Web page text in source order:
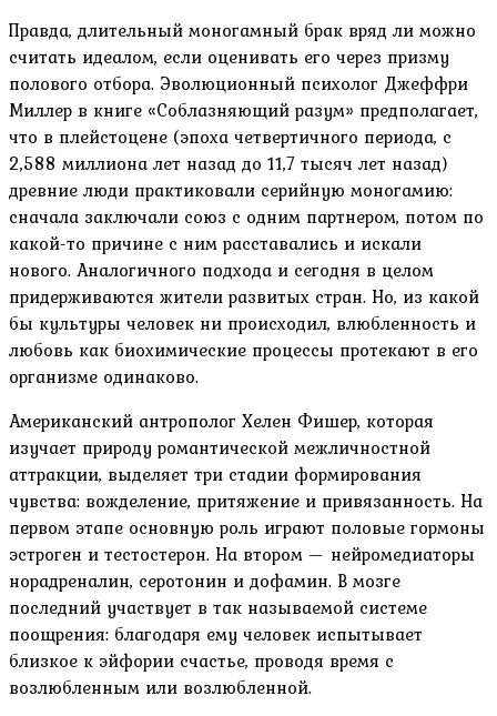
Правда, длительный моногамный брак вряд ли можно
считать идеалом, если оценивать его через призму
полового отбора. Эволюционный психолог Джеффри
Миллер в книге «Соблазняющий разум» предполагает,
что в плейстоцене (эпоха четвертичного периода, с
2,588 миллиона лет назад до 11,7 тысяч лет назад)
древние люди практиковали серийную моногамию:
сначала заключали союз с одним партнером, потом по
какой-то причине с ним расставались и искали
нового. Аналогичного подхода и сегодня в целом
придерживаются жители развитых стран. Но, из какой
бы культуры человек ни происходил, влюбленность и
любовь как биохимические процессы протекают в его
организме одинаково.
Американский антрополог Хелен Фишер, которая
изучает природу романтической межличностной
аттракции, выделяет три стадии формирования
чувства: вожделение, притяжение и привязанность. На
первом этапе основную роль играют половые гормоны
эстроген и тестостерон. На втором — нейромедиаторы
норадреналин, серотонин и дофамин. В мозге
последний участвует в так называемой системе
поощрения: благодаря ему человек испытывает
близкое к эйфории счастье, проводя время с
возлюбленным или возлюбленной.